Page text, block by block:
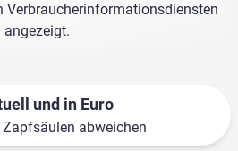
Verbraucherinformationsdiensten
angezeigt.
und in Euro
abweichen